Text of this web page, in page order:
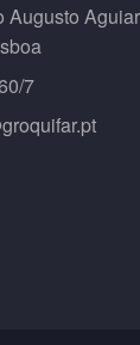
Augusto
7